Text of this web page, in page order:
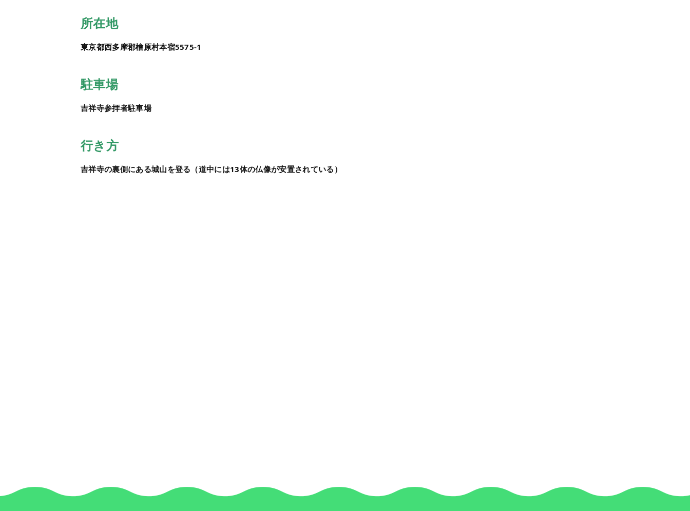
所在地
東京都西多摩郡檜原村本宿5575-1
駐車場
吉祥寺参拝者駐車場
行き方
吉祥寺の裏側にある城山を登る（道中には13体の仏像が安置されている）